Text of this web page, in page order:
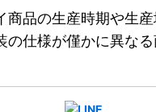
商品の生産時期や生
の仕様が僅かに異な